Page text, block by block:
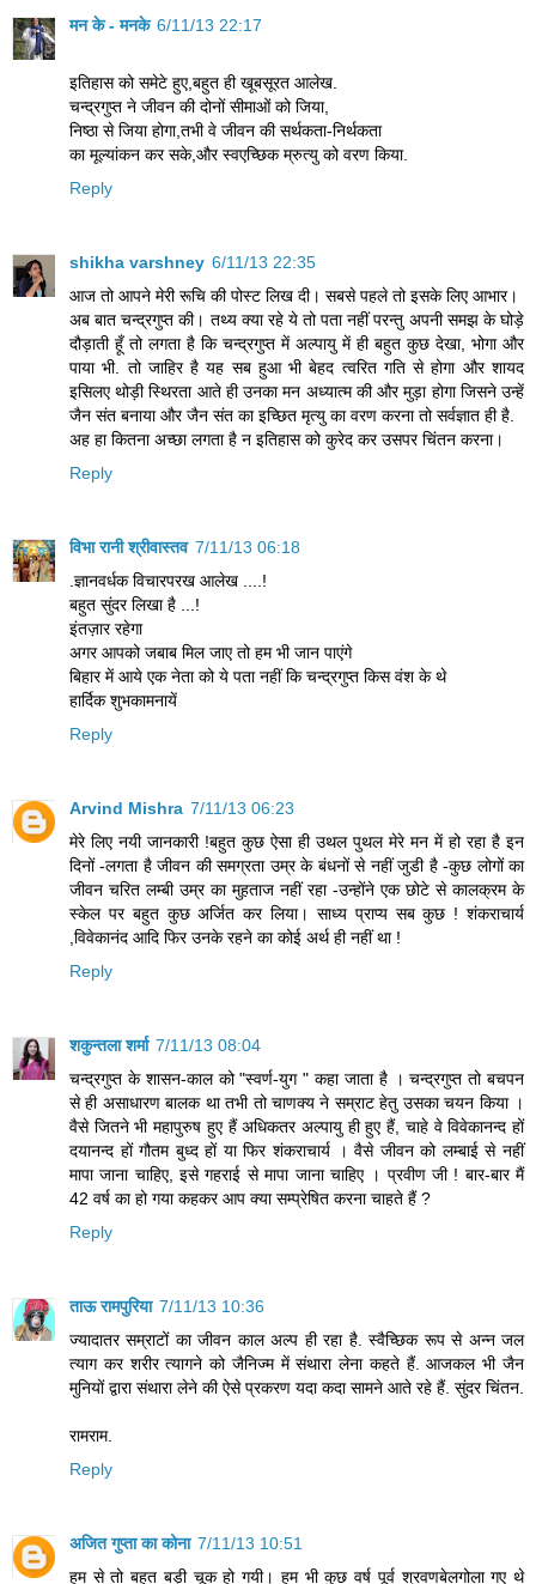
मन के - मनके 6/11/13 22:17
इतिहास को समेटे हुए,बहुत ही खूबसूरत आलेख.
चन्द्रगुप्त ने जीवन की दोनों सीमाओं को जिया,
निष्ठा से जिया होगा,तभी वे जीवन की सर्थकता-निर्थकता
का मूल्यांकन कर सके,और स्वएच्छिक म्रुत्यु को वरण किया.
Reply
shikha varshney 6/11/13 22:35
आज तो आपने मेरी रूचि की पोस्ट लिख दी। सबसे पहले तो इसके लिए आभार।
अब बात चन्द्रगुप्त की। तथ्य क्या रहे ये तो पता नहीं परन्तु अपनी समझ के घोड़े
दौड़ाती हूँ तो लगता है कि चन्द्रगुप्त में अल्पायु में ही बहुत कुछ देखा, भोगा और
पाया भी. तो जाहिर है यह सब हुआ भी बेहद त्वरित गति से होगा और शायद
इसिलए थोड़ी स्थिरता आते ही उनका मन अध्यात्म की और मुड़ा होगा जिसने उन्हें
जैन संत बनाया और जैन संत का इच्छित मृत्यु का वरण करना तो सर्वज्ञात ही है.
अह हा कितना अच्छा लगता है न इतिहास को कुरेद कर उसपर चिंतन करना।
Reply
विभा रानी श्रीवास्तव 7/11/13 06:18
.ज्ञानवर्धक विचारपरख आलेख ....!
बहुत सुंदर लिखा है ...!
इंतज़ार रहेगा
अगर आपको जबाब मिल जाए तो हम भी जान पाएंगे
बिहार में आये एक नेता को ये पता नहीं कि चन्द्रगुप्त किस वंश के थे
हार्दिक शुभकामनायें
Reply
Arvind Mishra 7/11/13 06:23
मेरे लिए नयी जानकारी !बहुत कुछ ऐसा ही उथल पुथल मेरे मन में हो रहा है इन
दिनों -लगता है जीवन की समग्रता उम्र के बंधनों से नहीं जुडी है -कुछ लोगों का
जीवन चरित लम्बी उम्र का मुहताज नहीं रहा -उन्होंने एक छोटे से कालक्रम के
स्केल पर बहुत कुछ अर्जित कर लिया। साध्य प्राप्य सब कुछ ! शंकराचार्य
,विवेकानंद आदि फिर उनके रहने का कोई अर्थ ही नहीं था !
Reply
शकुन्‍तला शर्मा 7/11/13 08:04
चन्द्रगुप्त के शासन-काल को "स्वर्ण-युग " कहा जाता है । चन्द्रगुप्त तो बचपन
से ही असाधारण बालक था तभी तो चाणक्य ने सम्राट हेतु उसका चयन किया ।
वैसे जितने भी महापुरुष हुए हैं अधिकतर अल्पायु ही हुए हैं, चाहे वे विवेकानन्द हों
दयानन्द हों गौतम बुध्द हों या फिर शंकराचार्य । वैसे जीवन को लम्बाई से नहीं
मापा जाना चाहिए, इसे गहराई से मापा जाना चाहिए । प्रवीण जी ! बार-बार मैं
42 वर्ष का हो गया कहकर आप क्या सम्प्रेषित करना चाहते हैं ?
Reply
ताऊ रामपुरिया 7/11/13 10:36
ज्यादातर सम्राटों का जीवन काल अल्प ही रहा है. स्वैच्छिक रूप से अन्न जल
त्याग कर शरीर त्यागने को जैनिज्म में संथारा लेना कहते हैं. आजकल भी जैन
मुनियों द्वारा संथारा लेने की ऐसे प्रकरण यदा कदा सामने आते रहे हैं. सुंदर चिंतन.
रामराम.
Reply
अजित गुप्ता का कोना 7/11/13 10:51
हम से तो बहुत बड़ी चूक हो गयी। हम भी कुछ वर्ष पूर्व श्रवणबेलगोला गए थे